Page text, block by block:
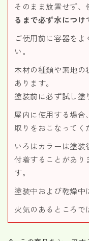
そのまま放置せず
るまで必ず水につけ
ご使用前に容器を
い。
木材の種類や素地の
あります。
塗装前に必ず試し塗
屋内に使用する場合
取りをおこなってく
いろはカラーは塗
付着することがあり
す。
塗装中および乾燥中
火気のあるところで